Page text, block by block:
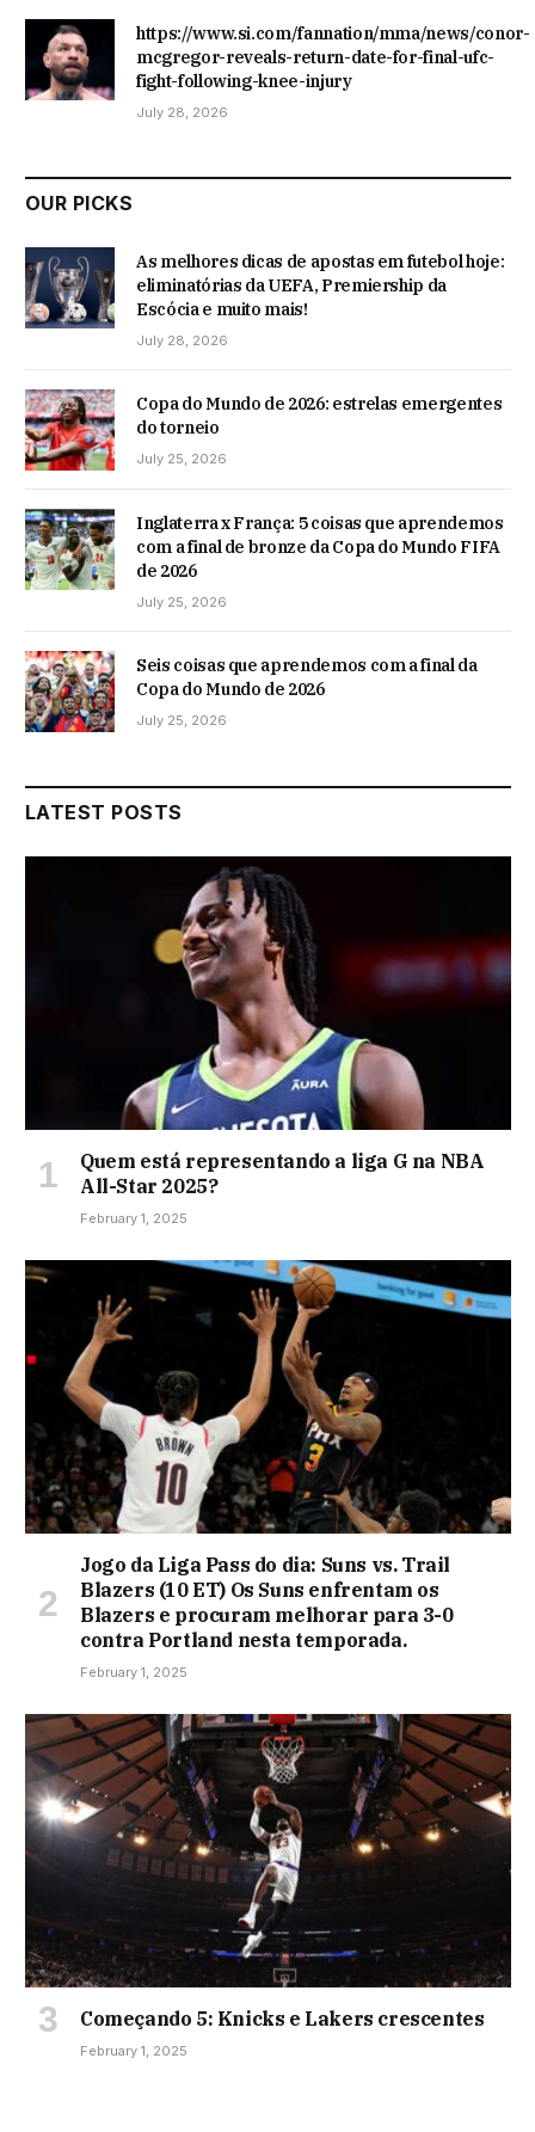
https://www.si.com/fannation/mma/news/conor-
mcgregor-reveals-return-date-for-final-ufc-
fight-following-knee-injury
July 28, 2026
OUR PICKS
As melhores dicas de apostas em futebol hoje:
eliminatórias da UEFA, Premiership da
Escócia e muito mais!
July 28, 2026
Copa do Mundo de 2026: estrelas emergentes
do torneio
July 25, 2026
Inglaterra x França: 5 coisas que aprendemos
com a final de bronze da Copa do Mundo FIFA
de 2026
July 25, 2026
Seis coisas que aprendemos com a final da
Copa do Mundo de 2026
July 25, 2026
LATEST POSTS
Quem está representando a liga G na NBA
All-Star 2025?
February 1, 2025
Jogo da Liga Pass do dia: Suns vs. Trail
Blazers (10 ET) Os Suns enfrentam os
Blazers e procuram melhorar para 3-0
contra Portland nesta temporada.
February 1, 2025
Começando 5: Knicks e Lakers crescentes
February 1, 2025